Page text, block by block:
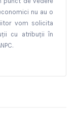
nu au o
vom solicita
cu atribuţii în